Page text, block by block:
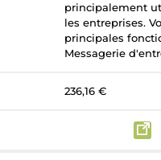
principalement
les entreprises.
principales
Messagerie
236,16 €